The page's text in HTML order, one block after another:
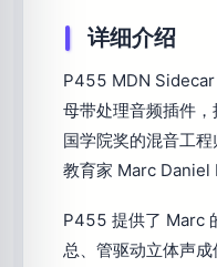
详细介绍
P455 MDN Sidecar
母带处理音频插件
国学院奖的混音工
教育家 Marc Daniel
P455 提供了 Marc
总、管驱动立体声